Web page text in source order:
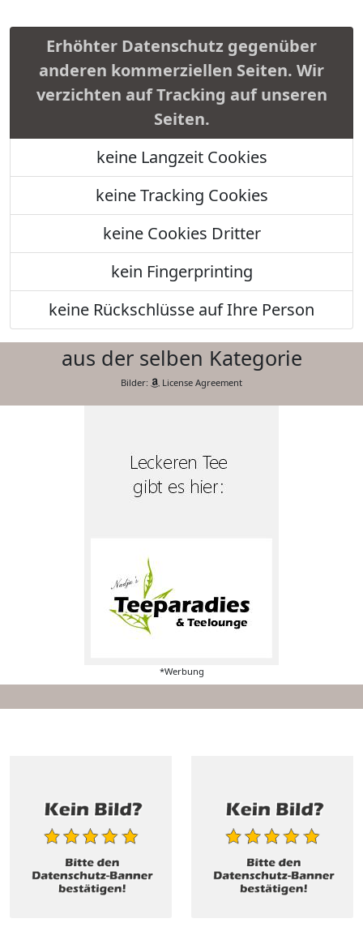
Erhöhter Datenschutz gegenüber
anderen kommerziellen Seiten. Wir
verzichten auf Tracking auf unseren
Seiten.
keine Langzeit Cookies
keine Tracking Cookies
keine Cookies Dritter
kein Fingerprinting
keine Rückschlüsse auf Ihre Person
aus der selben Kategorie
Bilder: License Agreement
*Werbung